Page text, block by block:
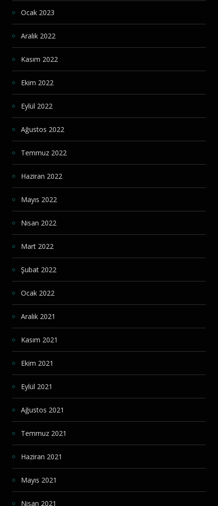
Ocak 2023
Aralık 2022
Kasım 2022
Ekim 2022
Eylül 2022
Ağustos 2022
Temmuz 2022
Haziran 2022
Mayıs 2022
Nisan 2022
Mart 2022
Şubat 2022
Ocak 2022
Aralık 2021
Kasım 2021
Ekim 2021
Eylül 2021
Ağustos 2021
Temmuz 2021
Haziran 2021
Mayıs 2021
Nisan 2021